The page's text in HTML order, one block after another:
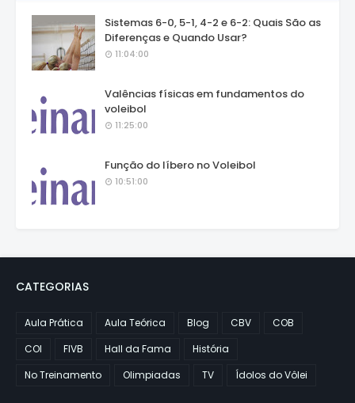
Sistemas 6-0, 5-1, 4-2 e 6-2: Quais São as
Diferenças e Quando Usar?
11:04:00
Valências físicas em fundamentos do
voleibol
11:25:00
Função do líbero no Voleibol
10:51:00
CATEGORIAS
Aula Prática Aula Teórica Blog CBV
COB
COI
FIVB Hall da Fama
História
No Treinamento
Olimpiadas TV Ídolos do Vôlei